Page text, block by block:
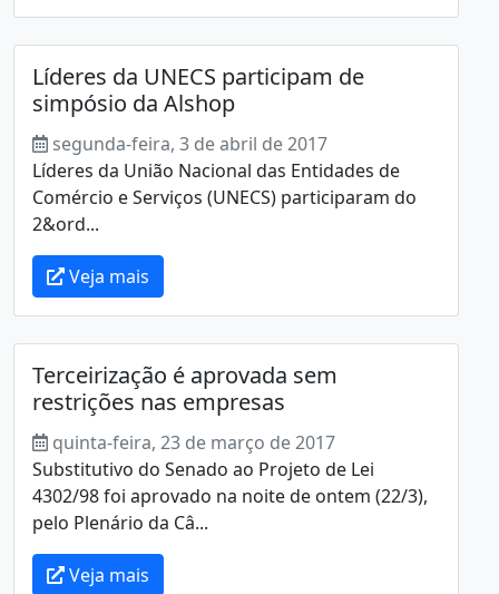
Líderes da UNECS participam de
simpósio da Alshop
segunda-feira, 3 de abril de 2017
Líderes da União Nacional das Entidades de
Comércio e Serviços (UNECS) participaram do
2&ord...
Veja mais
Terceirização é aprovada sem
restrições nas empresas
quinta-feira, 23 de março de 2017
Substitutivo do Senado ao Projeto de Lei
4302/98 foi aprovado na noite de ontem (22/3),
pelo Plenário da Câ...
Veja mais